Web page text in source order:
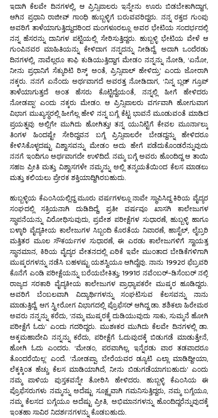
ಇದಾಗಿ ಕೆಲವೇ ದಿನಗಳಲ್ಲಿ, ಆ ಪ್ರಿನ್ಸಿಪಾಲರು ಇನ್ನೇನು ಊರು ಬಿಡಬೇಕಾಗಿದ್ದಾಗ,
ಆಗಿನ ಪ್ರಧಾನಿ ರಾಜೀವ್ ಗಾಂಧಿ ಹುಬ್ಬಳ್ಳಿಗೆ ಬರುವವರಿದ್ದರು. ನನ್ನ ರಕ್ತದ ಗುಂಪು
ಅವರಿಗೆ ತಾಳೆಯಾಗುತ್ತಿದ್ದುದರಿಂದ ಮಂಗಳೂರಲ್ಲೂ ಅವರ ಭೇಟಿಯ ಸಂದರ್ಭದಲ್ಲಿ
ನನ್ನ ಹೆಸರನ್ನು ದಾನಿಗಳ ಪಟ್ಟಿಯಲ್ಲಿ ಸೇರಿಸುತ್ತಿದ್ದರು. ಹುಬ್ಬಳ್ಳಿ ಭೇಟಿಯ ವೇಳೆ ಆ
ಗುಂಪಿನವರ ಮಾಹಿತಿಯನ್ನು ಕೇಳಿದಾಗ ನನ್ನದನ್ನು ನೀಡಿದ್ದೆ. ಅದಾಗಿ ಒಂದೆರಡು
ದಿನಗಳಲ್ಲಿ, ನಾವೆಲ್ಲರೂ ಕಾಫಿ ಕುಡಿಯುತ್ತಿದ್ದಾಗ ಮೇಡಂ ನನ್ನನ್ನು ನೋಡಿ, ‘ಏನೋ,
ನೀನು ಪ್ರಧಾನಿಗೆ ಸೆಕ್ಯುರಿಟಿ ರಿಸ್ಕ್ ಅಂತೆ, ಪ್ರಿನ್ಸಿಪಾಲ್ ಹೇಳಿದ್ರು’ ಎಂದು ಜೋರಾಗಿ
ನಕ್ಕರು. ನನಗೆ ಏನೆಂದು ಅರ್ಥವಾಗದೆ ಅವರತ್ತ ನೋಡಿದಾಗ, ‘ನಿನ್ನ ಬ್ಲಡ್ ಗ್ರೂಪ್
ತಾಳೆಯಾಗುತ್ತದೆ ಅಂತ ಹೆಸರು ಕೊಟ್ಟಿದ್ದೆಯಂತೆ, ನನ್ನಲ್ಲಿ ಹೀಗೆ ಹೇಳಿದರು
ನೋಡಪ್ಪಾ’ ಎಂದು ನಕ್ಕರು ಮೇಡಂ. ಆ ಪ್ರಿನ್ಸಿಪಾಲರು ವರ್ಗವಾಗಿ ಹೋಗುವಾಗ
ವಿಭಾಗ ಮುಖ್ಯಸ್ಥರಲ್ಲಿ ಹೀಗೆಲ್ಲ ಹೇಳಿ ನನ್ನ ಬಗ್ಗೆ ಕೆಟ್ಟ ಭಾವನೆ ಮೂಡುವಂತೆ ಮಾಡಿದ
ಪ್ರಯತ್ನವು ಅಲ್ಲಿಗೇ ಮುಗಿದು ಹೋಗಿತ್ತು! ತನ್ನ ಯುನಿಟ್ಟಿಗೆ ಕೇವಲ ಮೂರ್ನಾಲ್ಕು
ತಿಂಗಳ ಹಿಂದಷ್ಟೇ ಸೇರಿದ್ದವನ ಬಗ್ಗೆ ಪ್ರಿನ್ಸಿಪಾಲರೇ ಬೇಡದ್ದನ್ನು ಹೇಳಿದರೂ
ಕೇಳಿಸಿಕೊಳ್ಳದಷ್ಟು ವಿಶ್ವಾಸವನ್ನು ಮೇಡಂ ಅದು ಹೇಗೆ ಪಡೆದುಕೊಂಡರೆನ್ನುವುದು
ನನಗೆ ಇಂದಿಗೂ ಅರ್ಥವಾಗದೇ ಉಳಿದಿದೆ. ನಮ್ಮ ಬಗ್ಗೆ ಅವರು ಹೊಂದಿದ್ದ ಆ ತಾಯಿ
ಸಹಜ ಪ್ರೀತಿ ಮತ್ತು ವಿಶ್ವಾಸಗಳೇ ನಮ್ಮನ್ನು ಅಲ್ಲಿ ತನ್ಮಯತೆಯಿಂದ ಕೆಲಸ ಮಾಡಲು
ಮತ್ತು ಕಲಿಯಲು ಪ್ರೇರಕ ಶಕ್ತಿಯಾದ್ದಿಗಿರಬಹುದು.
ಹುಬ್ಬಳ್ಳಿಯ ಕೆಎಂಸಿಯಲ್ಲಿದ್ದ ಮೂರು ವರ್ಷಗಳಲ್ಲೂ ನಾವೇ ಸ್ಥಾಪಿಸಿದ್ದ ಕಿರಿಯ ವೈದ್ಯರ
ಸಂಘದಲ್ಲಿ ಸಕ್ರಿಯನಾಗಿ ದುಡಿದಿದ್ದೆ, ಪ್ರತೀ ವರ್ಷವೂ ಖಾಸಗಿ ಕಾಲೇಜುಗಳ
ಸ್ಥಾಪನೆಯನ್ನು ವಿರೋಧಿಸುವುದು, ಪ್ರವೇಶ ಪರೀಕ್ಷೆಗಳ ಸುಧಾರಣೆ, ಹುಬ್ಬಳ್ಳಿ ಹಾಗೂ
ಬಳ್ಳಾರಿ ವೈದ್ಯಕೀಯ ಕಾಲೇಜುಗಳ ಸಿಬ್ಬಂದಿ ಕೊರತೆಯ ನಿವಾರಣೆ, ಹಾಸ್ಟೆಲ್, ಲೈಬ್ರರಿ
ಮತ್ತಿತರ ಮೂಲ ಸೌಕರ್ಯಗಳ ಸುಧಾರಣೆ, ಈ ಎರಡು ಕಾಲೇಜುಗಳಿಗೆ ಸ್ವಾಯತ್ತ
ಸ್ಥಾನಮಾನ, ಕಿರಿಯ ವೈದ್ಯರ ವೇತನದಲ್ಲಿ ಏರಿಕೆ ಇವೇ ಮುಂತಾದ ಬೇಡಿಕೆಗಳಿಗಾಗಿ
ಮುಷ್ಕರಗಳನ್ನು ನಡೆಸಿ ಬಹಳಷ್ಟು ಯಶಸ್ವಿಯೂ ಆಗಿದ್ದೆವು. ನಾನು 1992ರ ಫೆಬ್ರವರಿ
ಕೊನೆಗೆ ಎಂಡಿ ಪರೀಕ್ಷೆಯನ್ನು ಬರೆಯಬೇಕಿತ್ತು; 1991ರ ನವೆಂಬರ್-ಡಿಸೆಂಬರ್ ನಲ್ಲಿ
ರಾಜ್ಯದ ಸರಕಾರಿ ವೈದ್ಯಕೀಯ ಕಾಲೇಜುಗಳ ಪ್ರಾಧ್ಯಾಪಕರೇ ಮುಷ್ಕರ ಹೂಡಿದ್ದರು.
ಅವರಿಗೆ ಬೆಂಬಲವಾಗಿ ವಿದ್ಯಾರ್ಥಿಗಳನ್ನು ಸಂಘಟಿಸುವ ಕೆಲಸವನ್ನು ನಾನು
ಮಾಡುತ್ತಿದ್ದೆ. ಆಗ ಸ್ತ್ರೀರೋಗ ವಿಭಾಗದಲ್ಲಿ ಪ್ರೊಫೆಸರ್ ಆಗಿದ್ದ ಡಾ. ಶಶಿಕಲಾ ಹಿರೇಮಠ
ಅವರು ನನ್ನನ್ನು ಕರೆದು, ‘ನಮ್ಮ ಮುಷ್ಕರಕ್ಕೆ ದುಡಿಯುವುದು ಸಾಕು, ಸುಮ್ಮನೆ ಹೋಗಿ
ಪರೀಕ್ಷೆಗೆ ಓದು’ ಎಂದು ಗದರಿದ್ದರು. ಮುಶಃಕರ ಮುಗಿದು ಕೆಲವೇ ದಿನಗಳಲ್ಲಿ ಡಾ.
ಅಕ್ಕಮಹಾದೇವಿ ನನ್ನನ್ನು ಕರೆದು, ಪರೀಕ್ಷೆಗೆ ಓದುವುದಕ್ಕೆ ಬಿಡುಗಡೆ ಮಾಡುತ್ತೇನೆ,
ಹೋಗಿ ಓದು ಎಂದರು. ‘ಮೇಡಂ, ಪರವಾಗಿಲ್ಲ, ಇನ್ನೆರಡು ವಾರ ತಡವಾದರೂ
ತೊಂದರೆಯಿಲ್ಲ’ ಎಂದೆ. ‘ನೋಡಪ್ಪಾ, ಬೇರೆಯವರ ಡ್ಯೂಟಿ ಎಲ್ಲಾ ಮಾಡಿದ್ದೀಯಾ,
ಲೆಕ್ಕಕ್ಕಿಂತ ಹೆಚ್ಚು ಕೆಲಸ ಮಾಡಿಯಾಗಿದೆ, ನೀನು ಬಿಡುಗಡೆಯಾಗಬಹುದು’ ಎಂದು
ನಮ್ಮ ಪಾಳಿಯ ಪುಸ್ತಕವನ್ನೇ ತೋರಿಸಿ ಹೇಳಿದರು. ಹುಬ್ಬಳ್ಳಿ ಕೆಎಂಸಿಯ ಈ
ಪ್ರೊಫೆಸರುಗಳು ನಮ್ಮನ್ನು ಅದೆಷ್ಟು ಸೂಕ್ಷ್ಮವಾಗಿ ಗಮನಿಸುತ್ತಿದ್ದರು, ನಮ್ಮ ಬಗ್ಗೆಯೂ,
ನಮ್ಮ ಕೆಲಸದ ಬಗ್ಗೆಯೂ ಅದೆಷ್ಟು ಪ್ರೀತಿ, ಅಭಿಮಾನಗಳನ್ನು ಹೊಂದಿದ್ದರೆನ್ನುವುದಕ್ಕೆ
ಇಂತಹಾ ಸಾವಿರ ನಿದರ್ಶನಗಳನ್ನು ಕೊಡಬಹುದು.